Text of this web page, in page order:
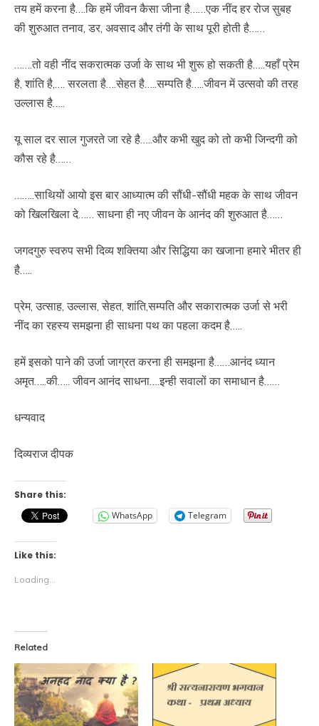
तय हमें करना है….कि हमें जीवन कैसा जीना है……एक नींद हर रोज सुबह
की शुरुआत तनाव, डर, अवसाद और तंगी के साथ पूरी होती है……
…….तो वही नींद सकरात्मक उर्जा के साथ भी शुरू हो सकती है…..यहाँ प्रेम
है, शांति है,…. सरलता है….सेहत है…..सम्पति है…..जीवन में उत्सवो की तरह
उल्लास है…..
यू साल दर साल गुजरते जा रहे है…..और कभी खुद को तो कभी जिन्दगी को
कौस रहे है……
……..साथियों आयो इस बार आध्यात्म की सौंधी-सौंधी महक के साथ जीवन
को खिलखिला दे…… साधना ही नए जीवन के आनंद की शुरुआत है……
जगदगुरु स्वरुप सभी दिव्य शक्तिया और सिद्धिया का खजाना हमारे भीतर ही
है…..
प्रेम, उत्साह, उल्लास, सेहत, शांति,सम्पति और सकारात्मक उर्जा से भरी
नींद का रहस्य समझना ही साधना पथ का पहला कदम है…..
हमें इसको पाने की उर्जा जाग्रत करना ही समझना है……आनंद ध्यान
अमृत…..की….. जीवन आनंद साधना….इन्ही सवालों का समाधान है……
धन्यवाद
दिव्यराज दीपक
Share this:
WhatsApp
Telegram
Like this:
Loading...
Related